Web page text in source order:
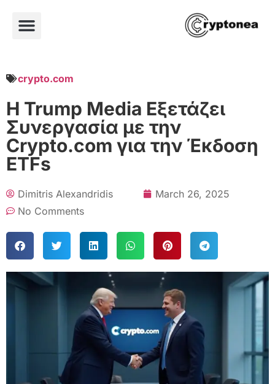
crypto.com
Η Trump Media Εξετάζει
Συνεργασία με την
Crypto.com για την Έκδοση
ETFs
Dimitris Alexandridis
March 26, 2025
No Comments